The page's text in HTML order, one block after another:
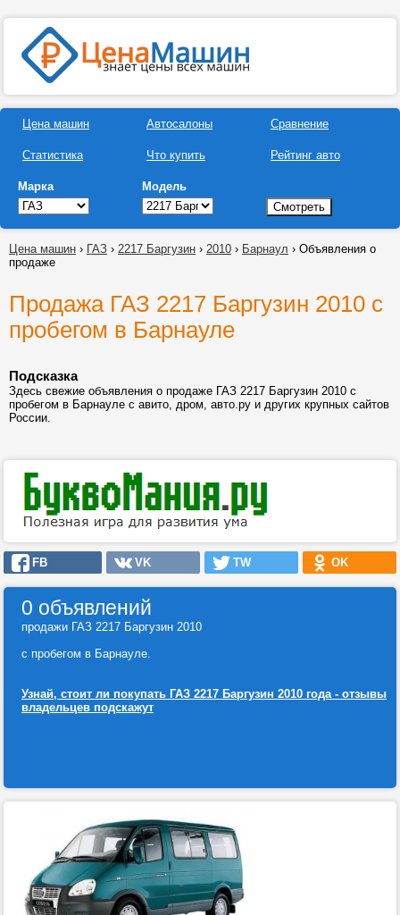
Цена машин
Статистика
Автосалоны
Что купить
Сравнение
Рейтинг авто
Марка Модель
Цена машин › ГАЗ › 2217 Баргузин › 2010 › Барнаул › Объявления о
продаже
Продажа ГАЗ 2217 Баргузин 2010 с
пробегом в Барнауле
Подсказка
Здесь свежие объявления о продаже ГАЗ 2217 Баргузин 2010 с
пробегом в Барнауле с авито, дром, авто.ру и других крупных сайтов
России.
FB VK TW OK
0 объявлений
продажи ГАЗ 2217 Баргузин 2010
с пробегом в Барнауле.
Узнай, стоит ли покупать ГАЗ 2217 Баргузин 2010 года - отзывы
владельцев подскажут